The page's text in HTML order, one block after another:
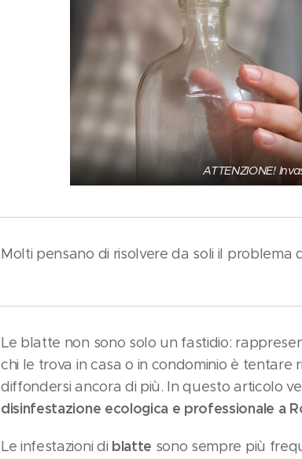
ATTENZIONE!
Molti pensano di risolvere da soli il
Le blatte non sono solo un fastidio:
chi le trova in casa o in condominio è tentare
diffondersi ancora di più. In questo articolo
disinfestazione ecologica e professionale a
Le infestazioni di blatte sono sempre più